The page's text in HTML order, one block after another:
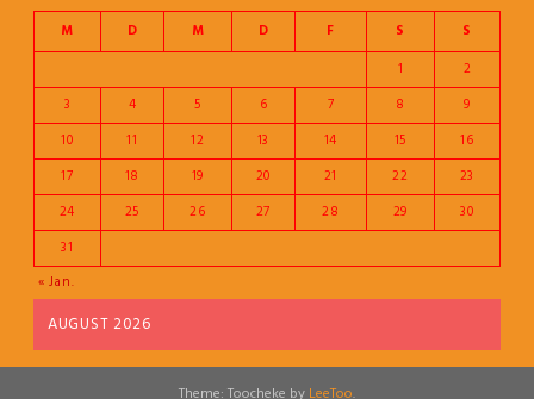
AUGUST 2026
M D M D F S S
« Jan.
1
2
3
4 5 6 7 8
9
10
11 12 13 14 15
16
17
18 19 20 21 22
23
24
25 26 27 28 29
30
31
Theme: Toocheke by LeeToo.